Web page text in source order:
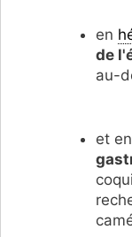
en
de
au-
et